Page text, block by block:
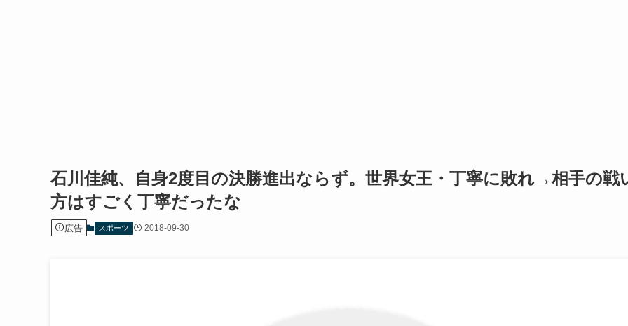
石川佳純、自身2度目の決勝進出ならず。世界女王・丁寧に敗れ→相手の戦
方はすごく丁寧だったな
広告 スポーツ 2018-09-30